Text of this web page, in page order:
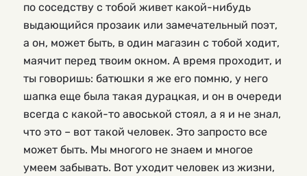
по соседству с тобой живет какой-нибудь
выдающийся прозаик или замечательный поэт,
а он, может быть, в один магазин с тобой ходит,
маячит перед твоим окном. А время проходит, и
ты говоришь: батюшки я же его помню, у него
шапка еще была такая дурацкая, и он в очереди
всегда с какой-то авоськой стоял, а я и не знал,
что это – вот такой человек. Это запросто все
может быть. Мы многого не знаем и многое
умеем забывать. Вот уходит человек из жизни,